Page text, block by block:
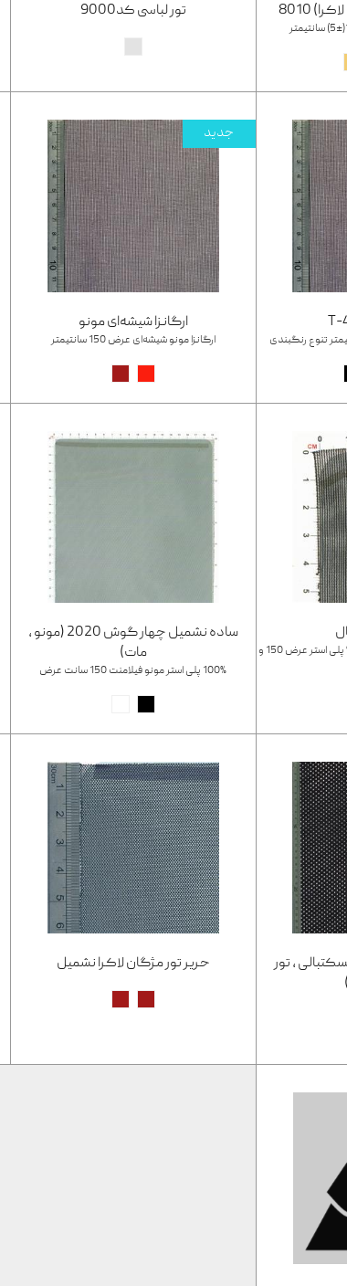
8010 تور لباسی کد9000
جدید
ارگانزا شیشه‌ای مونو
ارگانزا مونو شیشه‌ای عرض 150 سانتیمتر
پارچه تور ساده ارگانزا کریستال 100% پلی استر عرض 150 و
ساده نشمیل چهار گوش 2020 (مونو ،
مات)
100% پلی استر مونو فیلامنت 150 سانت عرض
کد1008 (بسکتبالی ، تور
حریر تور مژگان لاکرا نشمیل